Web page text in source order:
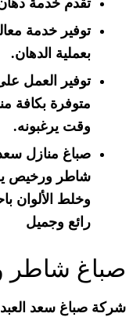
توفير خدمة
بعملية الدهان.
متوفرة بكافة
وقت يرغبونه.
صباغ منازل سعد
شاطر ورخيص
وخلط الألوان
رائع وجميل
صباغ شاطر
شركة صباغ سعد